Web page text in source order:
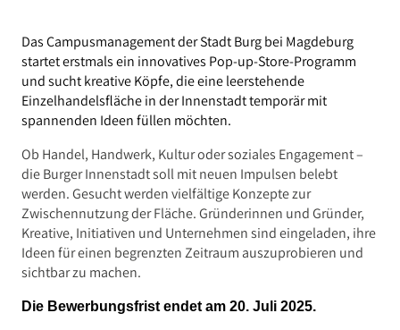
Das Campusmanagement der Stadt Burg bei Magdeburg
startet erstmals ein innovatives Pop-up-Store-Programm
und sucht kreative Köpfe, die eine leerstehende
Einzelhandelsfläche in der Innenstadt temporär mit
spannenden Ideen füllen möchten.
Ob Handel, Handwerk, Kultur oder soziales Engagement –
die Burger Innenstadt soll mit neuen Impulsen belebt
werden. Gesucht werden vielfältige Konzepte zur
Zwischennutzung der Fläche. Gründerinnen und Gründer,
Kreative, Initiativen und Unternehmen sind eingeladen, ihre
Ideen für einen begrenzten Zeitraum auszuprobieren und
sichtbar zu machen.
Die Bewerbungsfrist endet am 20. Juli 2025.